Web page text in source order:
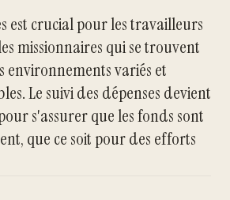
est crucial pour les travailleurs
missionnaires qui se trouvent
environnements variés et
Le suivi des dépenses devient
s'assurer que les fonds sont
que ce soit pour des efforts